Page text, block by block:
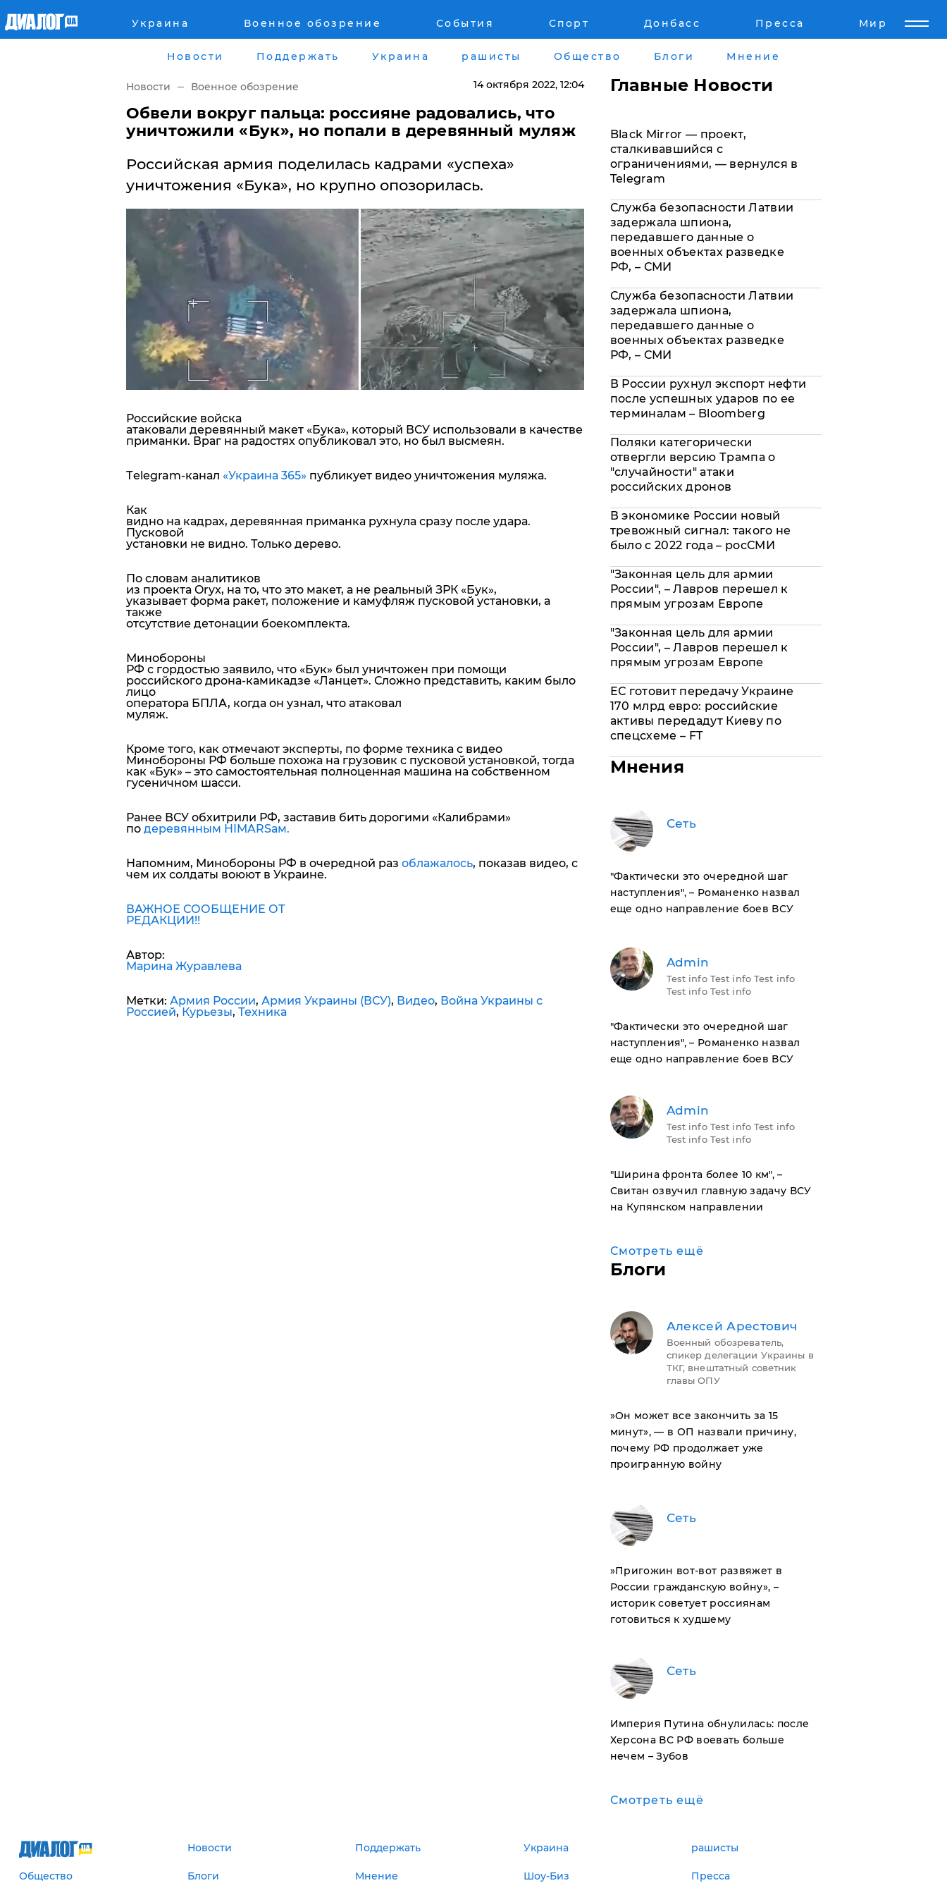
Украина Военное обозрение События Спорт Донбасс Пресса Мир
Военное обозрение
Города
Луганск
Киев
Харьков
Днепр
Львов
Одесса
Война на Донбассе и в Крыму
"ЛНР"
Оккупация Крыма
Новости Крыма
Донбасс
Армия Украины
Лайф стайл
Помощь проекту
Стиль Диалога
Культура
Общество
Пресс-релизы
Новости Поддержать Украина рашисты Общество Блоги Мнение
Новости Военное обозрение 14 октября 2022, 12:04
​Обвели вокруг пальца: россияне радовались, что
уничтожили «Бук», но попали в деревянный муляж
Российская армия поделилась кадрами «успеха»
уничтожения «Бука», но крупно опозорилась.
Российские войска
атаковали деревянный макет «Бука», который ВСУ использовали в качестве
приманки. Враг на радостях опубликовал это, но был высмеян.
Тelegram-канал «Украина 365» публикует видео уничтожения муляжа.
Как
видно на кадрах, деревянная приманка рухнула сразу после удара.
Пусковой
установки не видно. Только дерево.
По словам аналитиков
из проекта Oryx, на то, что это макет, а не реальный ЗРК «Бук»,
указывает форма ракет, положение и камуфляж пусковой установки, а
также
отсутствие детонации боекомплекта.
Минобороны
РФ с гордостью заявило, что «Бук» был уничтожен при помощи
российского дрона-камикадзе «Ланцет». Сложно представить, каким было
лицо
оператора БПЛА, когда он узнал, что атаковал
муляж.
Кроме того, как отмечают эксперты, по форме техника с видео
Минобороны РФ больше похожа на грузовик с пусковой установкой, тогда
как «Бук» – это самостоятельная полноценная машина на собственном
гусеничном шасси.
Ранее ВСУ обхитрили РФ, заставив бить дорогими «Калибрами»
по деревянным HIMARSам.
Напомним, Минобороны РФ в очередной раз облажалось, показав видео, с
чем их солдаты воюют в Украине.
ВАЖНОЕ СООБЩЕНИЕ ОТ
РЕДАКЦИИ!!
Автор:
Марина Журавлева
Метки: Армия России, Армия Украины (ВСУ), Видео, Война Украины с
Россией, Курьезы, Техника
Главные Новости
Black Mirror — проект,
сталкивавшийся с
ограничениями, — вернулся в
Telegram
Служба безопасности Латвии
задержала шпиона,
передавшего данные о
военных объектах разведке
РФ, – СМИ
Служба безопасности Латвии
задержала шпиона,
передавшего данные о
военных объектах разведке
РФ, – СМИ
В России рухнул экспорт нефти
после успешных ударов по ее
терминалам – Bloomberg
Поляки категорически
отвергли версию Трампа о
"случайности" атаки
российских дронов
В экономике России новый
тревожный сигнал: такого не
было с 2022 года – росСМИ
"Законная цель для армии
России", – Лавров перешел к
прямым угрозам Европе
"Законная цель для армии
России", – Лавров перешел к
прямым угрозам Европе
ЕС готовит передачу Украине
170 млрд евро: российские
активы передадут Киеву по
спецсхеме – FT
Мнения
Сеть
​"Фактически это очередной шаг
наступления", – Романенко назвал
еще одно направление боев ВСУ
Admin
Test info Test info Test info
Test info Test info
​"Фактически это очередной шаг
наступления", – Романенко назвал
еще одно направление боев ВСУ
Admin
Test info Test info Test info
Test info Test info
​"Ширина фронта более 10 км", –
Свитан озвучил главную задачу ВСУ
на Купянском направлении
Смотреть ещё
Блоги
Алексей Арестович
Военный обозреватель,
спикер делегации Украины в
ТКГ, внештатный советник
главы ОПУ
​»Он может все закончить за 15
минут», — в ОП назвали причину,
почему РФ продолжает уже
проигранную войну
Сеть
​»Пригожин вот-вот развяжет в
России гражданскую войну», –
историк советует россиянам
готовиться к худшему
Сеть
Империя Путина обнулилась: после
Херсона ВС РФ воевать больше
нечем – Зубов
Смотреть ещё
Новости Поддержать Украина рашисты
Общество Блоги Мнение Шоу-Биз Пресса